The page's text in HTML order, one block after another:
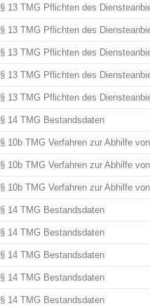
§ 13 TMG Pflichten des
§ 13 TMG Pflichten des
§ 13 TMG Pflichten des
§ 13 TMG Pflichten des
§ 13 TMG Pflichten des
§ 14 TMG Bestandsdaten
§ 10b TMG Verfahren zur Abhilfe
§ 10b TMG Verfahren zur Abhilfe
§ 10b TMG Verfahren zur Abhilfe
§ 14 TMG Bestandsdaten
§ 14 TMG Bestandsdaten
§ 14 TMG Bestandsdaten
§ 14 TMG Bestandsdaten
§ 14 TMG Bestandsdaten